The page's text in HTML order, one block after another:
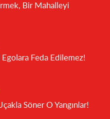
Bir Mahalleyi
Feda Edilemez!
Söner O Yangınlar!